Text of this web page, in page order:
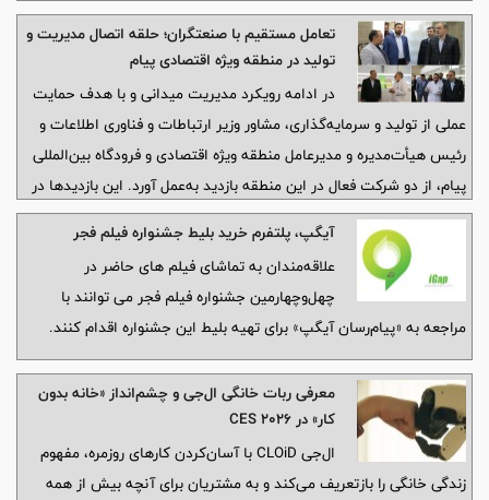
تعامل مستقیم با صنعتگران؛ حلقه اتصال مدیریت و
تولید در منطقه ویژه اقتصادی پیام
در ادامه رویکرد مدیریت میدانی و با هدف حمایت
عملی از تولید و سرمایه‌گذاری، مشاور وزیر ارتباطات و فناوری اطلاعات و
رئیس هیأت‌مدیره و مدیرعامل منطقه ویژه اقتصادی و فرودگاه بین‌المللی
پیام، از دو شرکت فعال در این منطقه بازدید به‌عمل آورد. این بازدیدها در
چارچوب برنامه هفتگی حضور میدانی مدیریت منطقه در واحدهای صنعتی
انجام می‌شود.
آیگپ، پلتفرم خرید بلیط جشنواره فیلم فجر
علاقه‌مندان به تماشای فیلم های حاضر در
چهل‌وچهارمین جشنواره فیلم فجر می توانند با
مراجعه به «پیام‌رسان آیگپ» برای تهیه بلیط این جشنواره اقدام کنند.
معرفی ربات خانگی ال‌جی و چشم‌انداز «خانه بدون
کار» در CES 2026
ال‌جی CLOiD با آسان‌کردن کارهای روزمره، مفهوم
زندگی خانگی را بازتعریف می‌کند و به مشتریان برای آنچه بیش از همه